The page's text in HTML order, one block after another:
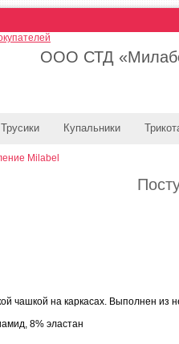
ООО СТД
Трусики Купальники
Milabel
чашкой на каркасах. Выполнен
8% эластан